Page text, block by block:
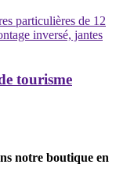
tourisme
notre boutique en